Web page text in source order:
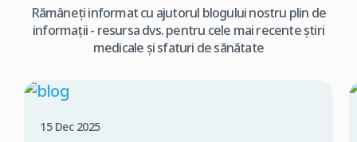
Rămâneți informat cu ajutorul blogului nostru plin de
informații - resursa dvs. pentru cele mai recente știri
medicale și sfaturi de sănătate
15 Dec 2025